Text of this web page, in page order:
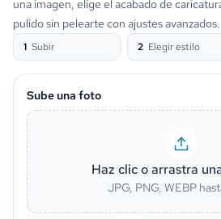
una imagen, elige el acabado de
pulido sin pelearte con ajustes avanzados.
1 Subir 2 Elegir estilo
Sube una foto
Haz clic o arrastra
JPG, PNG, WEBP